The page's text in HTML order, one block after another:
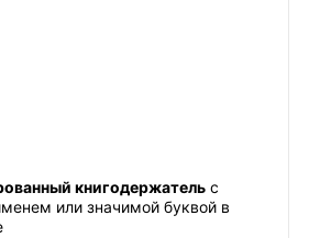
книгодержательс
или значимой буквой в